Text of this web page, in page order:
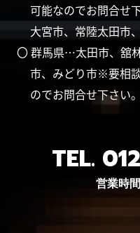
可能なのでお問合せ
大宮市、常陸太田市
〇 群馬県…太田市、舘
市、みどり市※要相
のでお問合せ下さい
TEL.
営業時